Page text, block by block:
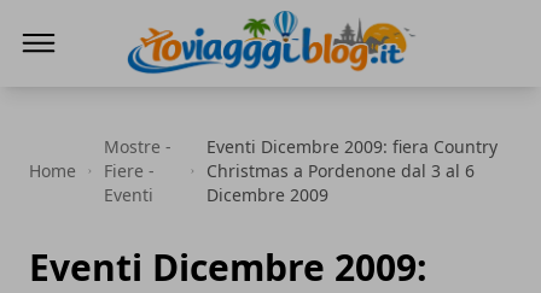
Home
Mostre -
Fiere -
Eventi
Eventi Dicembre 2009: fiera Country
Christmas a Pordenone dal 3 al 6
Dicembre 2009
Eventi Dicembre 2009: